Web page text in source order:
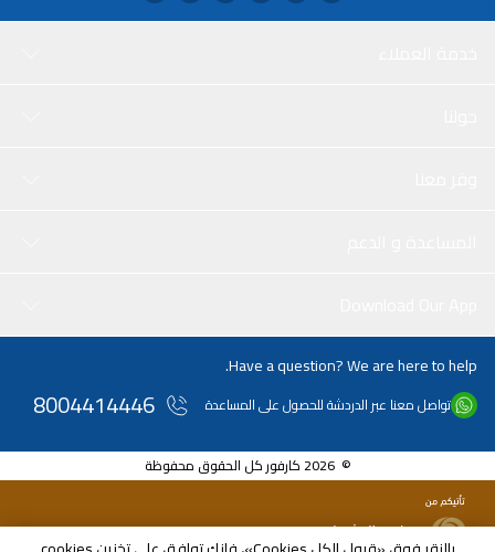
Have a question? We are here to help.
تواصل معنا عبر الدردشة للحصول على المساعدة 8004414446
© 2026 كارفور كل الحقوق محفوظة